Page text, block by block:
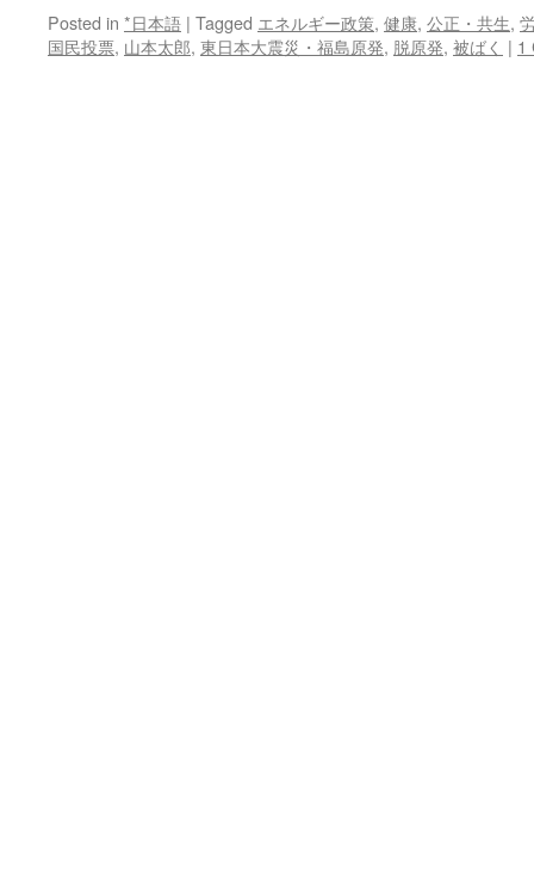
Posted in *日本語 | Tagged エネルギー政策, 健康, 公正・共生,
国民投票, 山本太郎, 東日本大震災・福島原発, 脱原発, 被ばく | 1